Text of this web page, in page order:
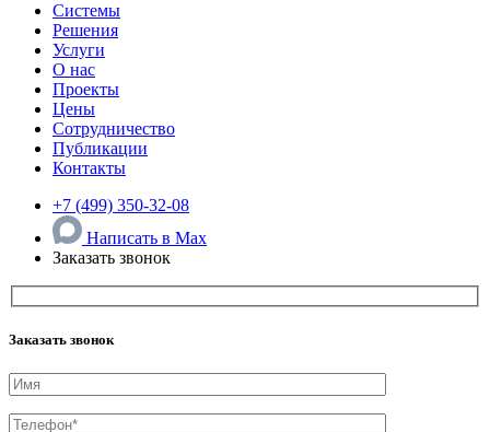
Системы
Решения
Услуги
О нас
Проекты
Цены
Сотрудничество
Публикации
Контакты
+7 (499) 350-32-08
Написать в Max
Заказать звонок
Заказать звонок